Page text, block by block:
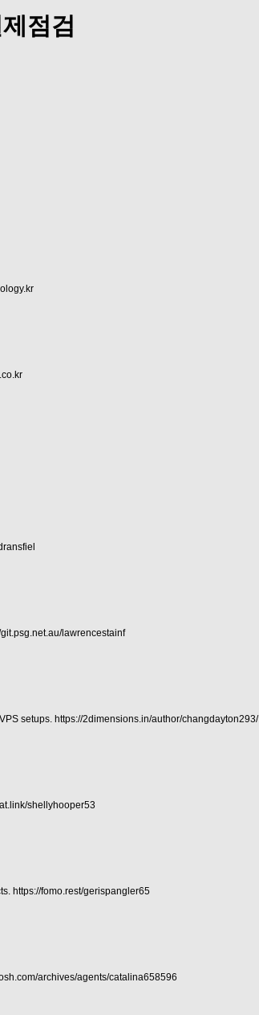
점검
git.psg.net.au/lawrencestainf
setups. https://2dimensions.in/author/changdayton293/
shellyhooper53
https://fomo.rest/gerispangler65
archives/agents/catalina658596